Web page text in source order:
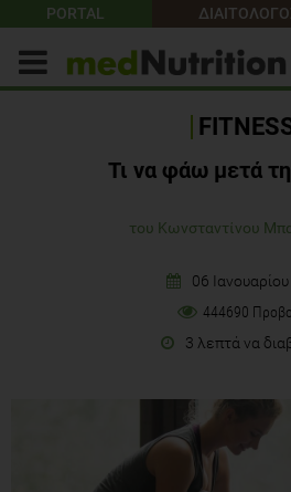
PORTAL
Τι να φάω μετά
του Κωνσταντίνου
06
444690
3 λεπτά να